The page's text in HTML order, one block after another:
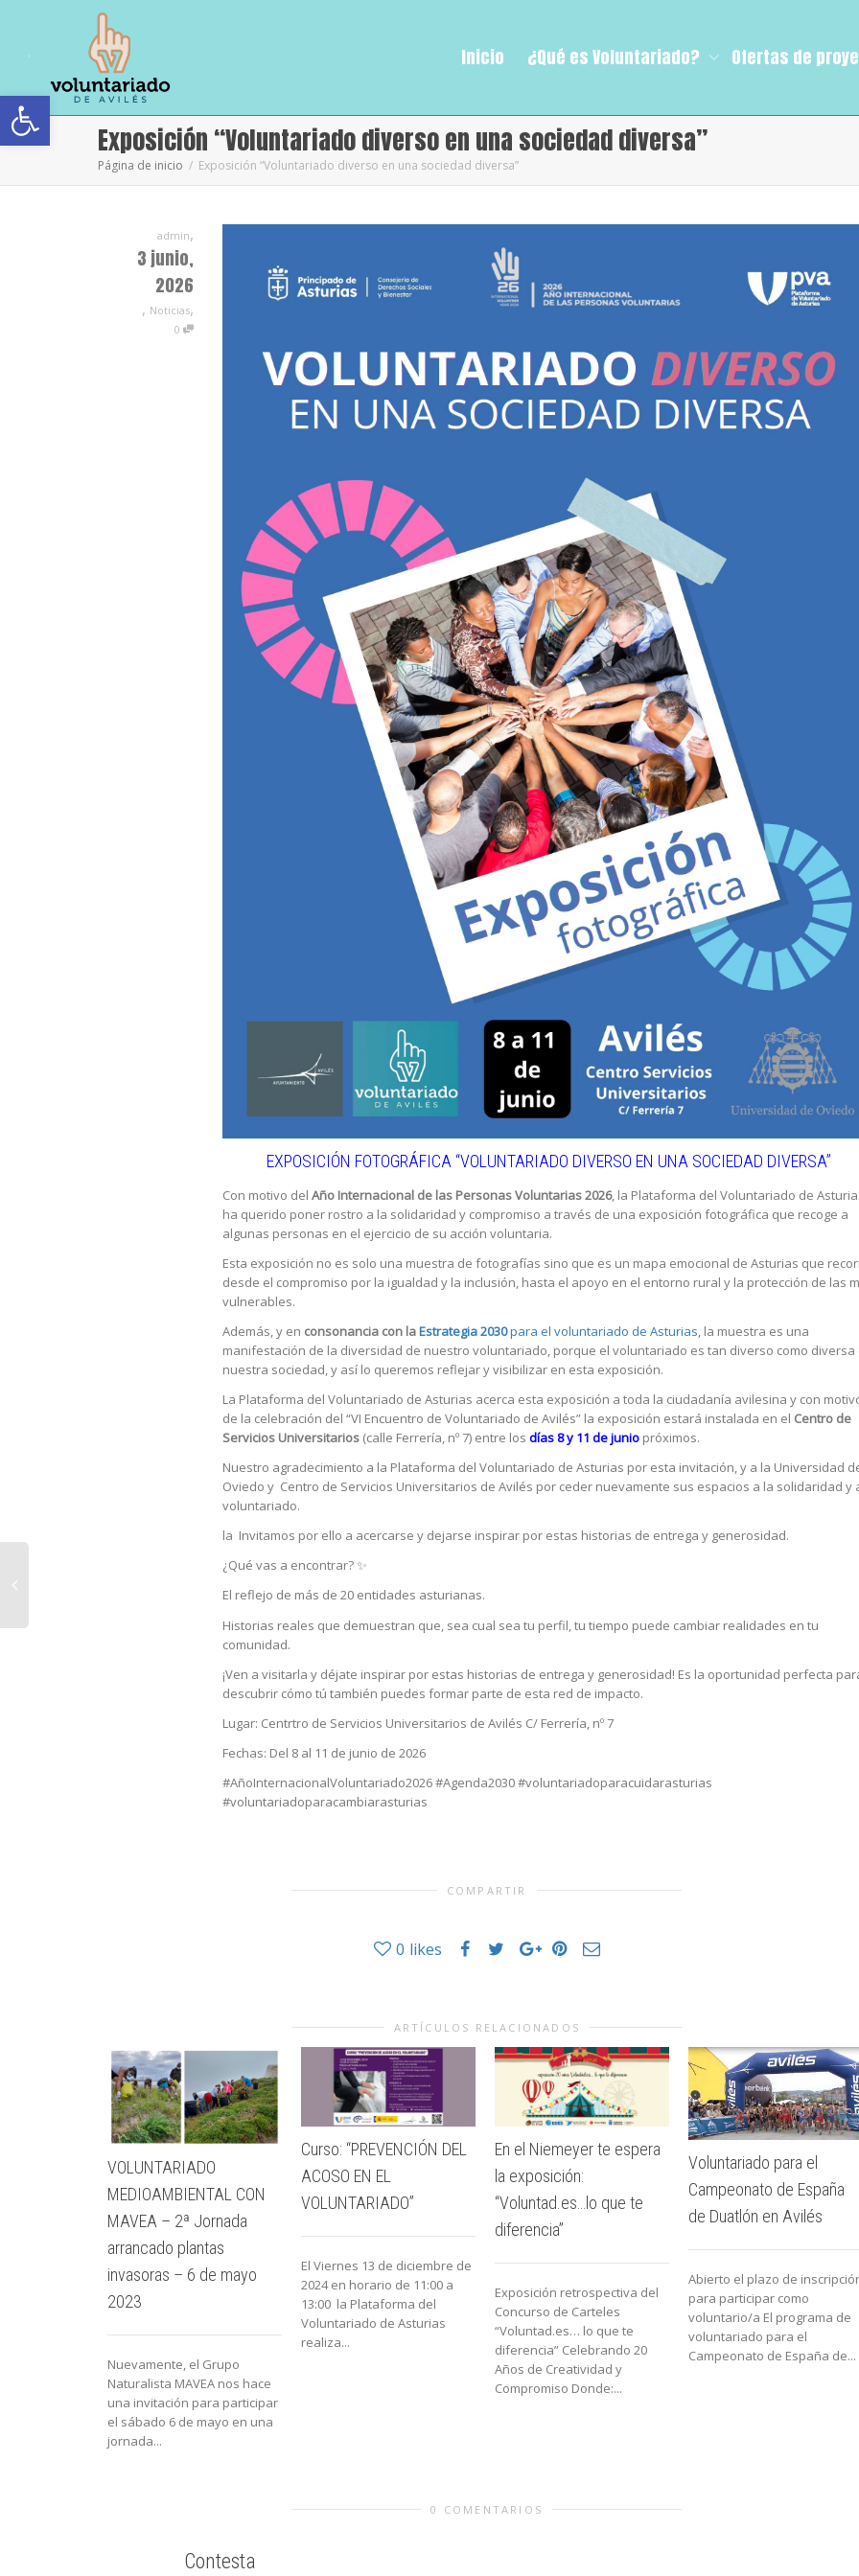
Abrir barra de herramientas
Inicio ¿Qué es Voluntariado? Ofertas de
Exposición “Voluntariado diverso en una sociedad diversa”
Página de inicio Exposición “Voluntariado diverso en una sociedad diversa”
admin,
3 junio,
2026
, Noticias,
0
EXPOSICIÓN FOTOGRÁFICA “VOLUNTARIADO DIVERSO EN UNA SOCIEDAD DIVERSA”
Con motivo del Año Internacional de las Personas Voluntarias 2026, la Plataforma del Voluntariado de
ha querido poner rostro a la solidaridad y compromiso a través de una exposición fotográfica que recoge a
algunas personas en el ejercicio de su acción voluntaria.
Esta exposición no es solo una muestra de fotografías sino que es un mapa emocional de Asturias que
desde el compromiso por la igualdad y la inclusión, hasta el apoyo en el entorno rural y la protección de las
vulnerables.
Además, y en consonancia con laEstrategia 2030para el voluntariado de Asturias, la muestra es una
manifestación de la diversidad de nuestro voluntariado, porque el voluntariado es tan diverso como diversa
nuestra sociedad, y así lo queremos reflejar y visibilizar en esta exposición.
La Plataforma del Voluntariado de Asturias acerca esta exposición a toda la ciudadanía avilesina y con
de la celebración del “VI Encuentro de Voluntariado de Avilés” la exposición estará instalada en el Centro de
Servicios Universitarios (calle Ferrería, nº 7) entre los días 8 y 11 de junio próximos.
Nuestro agradecimiento a la Plataforma del Voluntariado de Asturias por esta invitación, y a la Universidad
Oviedo y Centro de Servicios Universitarios de Avilés por ceder nuevamente sus espacios a la solidaridad y
voluntariado.
la Invitamos por ello a acercarse y dejarse inspirar por estas historias de entrega y generosidad.
¿Qué vas a encontrar? ✨
El reflejo de más de 20 entidades asturianas.
Historias reales que demuestran que, sea cual sea tu perfil, tu tiempo puede cambiar realidades en tu
comunidad.
¡Ven a visitarla y déjate inspirar por estas historias de entrega y generosidad! Es la oportunidad perfecta
descubrir cómo tú también puedes formar parte de esta red de impacto.
Lugar: Centrtro de Servicios Universitarios de Avilés C/ Ferrería, nº 7
Fechas: Del 8 al 11 de junio de 2026
#AñoInternacionalVoluntariado2026 #Agenda2030 #voluntariadoparacuidarasturias
#voluntariadoparacambiarasturias
COMPARTIR
0 likes
ARTÍCULOS RELACIONADOS
VOLUNTARIADO
MEDIOAMBIENTAL CON
MAVEA – 2ª Jornada
arrancado plantas
invasoras – 6 de mayo
2023
Nuevamente, el Grupo
Naturalista MAVEA nos hace
una invitación para participar
el sábado 6 de mayo en una
jornada...
Curso: “PREVENCIÓN DEL
ACOSO EN EL
VOLUNTARIADO”
El Viernes 13 de diciembre de
2024 en horario de 11:00 a
13:00 la Plataforma del
Voluntariado de Asturias
realiza...
En el Niemeyer te espera
la exposición:
“Voluntad.es…lo que te
diferencia”
Exposición retrospectiva del
Concurso de Carteles
“Voluntad.es… lo que te
diferencia” Celebrando 20
Años de Creatividad y
Compromiso Donde:...
Voluntariado para el
Campeonato de España
de Duatlón en Avilés
Abierto el plazo de
para participar como
voluntario/a El programa de
voluntariado para el
Campeonato de España de...
0 COMENTARIOS
Contesta